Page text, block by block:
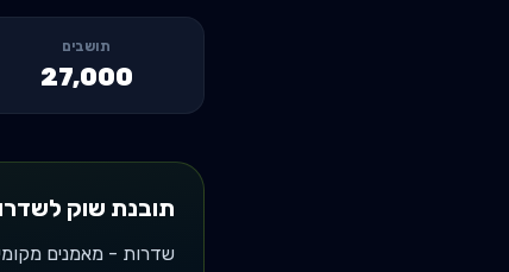
תושבים
27,000
תובנת שוק ל
שדרות - מאמנים